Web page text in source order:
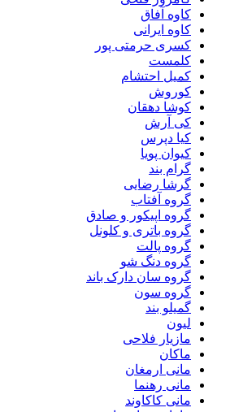
کاوه آفاق
کاوه ایرانی
کسری حرمتی پور
کلمست
کمیل احتشام
کوروش
کوشا دهقان
کی آرش
کیا دپرس
کیوان پویا
گرام بند
گرشا رضایی
گروه آفتاب
گروه اپیکور و صادق
گروه باتری و کلونل
گروه پالت
گروه دنگ شو
گروه سان دارک باند
گروه سون
گمیلو بند
لیون
مازیار فلاحی
ماکان
مانی ارمغان
مانی رهنما
مانی کاکاوند